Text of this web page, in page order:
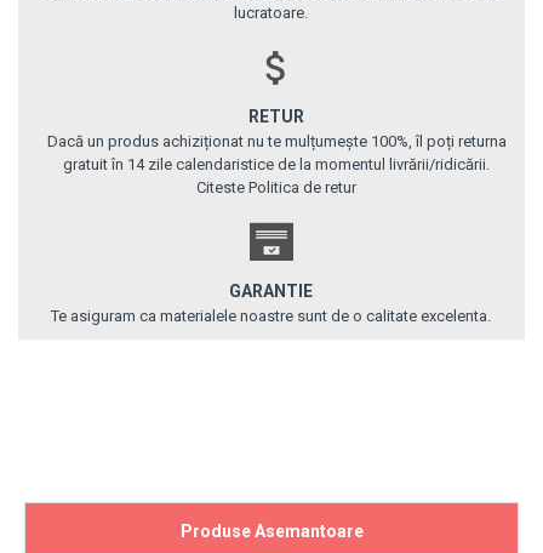
lucratoare.
RETUR
Dacă un produs achiziționat nu te mulțumește 100%, îl poți returna
gratuit în 14 zile calendaristice de la momentul livrării/ridicării.
Citeste Politica de retur
GARANTIE
Te asiguram ca materialele noastre sunt de o calitate excelenta.
Produse Asemantoare